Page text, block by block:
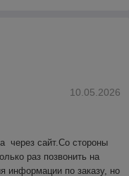
10.05.2026
через сайт.Со стороны
раз позвонить на
информации по заказу, но